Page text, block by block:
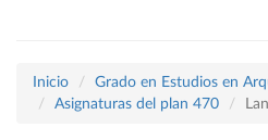
Inicio
Grado en Estudios en
Asignaturas del plan 470